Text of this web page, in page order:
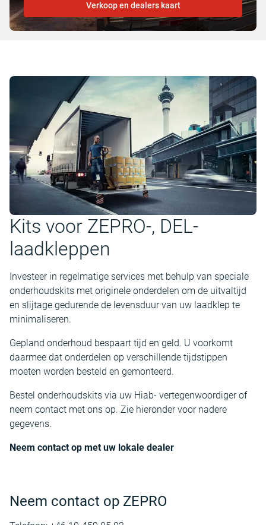
Verkoop en dealers kaart
Kits voor ZEPRO-, DEL-
laadkleppen
Investeer in regelmatige services met behulp van speciale
onderhoudskits met originele onderdelen om de uitvaltijd
en slijtage gedurende de levensduur van uw laadklep te
minimaliseren.
Gepland onderhoud bespaart tijd en geld. U voorkomt
daarmee dat onderdelen op verschillende tijdstippen
moeten worden besteld en gemonteerd.
Bestel onderhoudskits via uw Hiab- vertegenwoordiger of
neem contact met ons op. Zie hieronder voor nadere
gegevens.
Neem contact op met uw lokale dealer
Neem contact op ZEPRO